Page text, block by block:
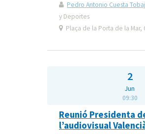
Pedro Antonio Cuesta
y Deportes
Plaça de la Porta de la Mar,
2
Jun
09:30
Reunió Presidenta
l’audiovisual